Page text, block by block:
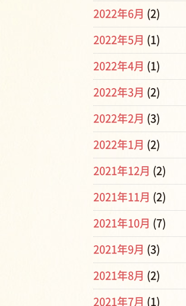
2022年6月 (2)
2022年5月 (1)
2022年4月 (1)
2022年3月 (2)
2022年2月 (3)
2022年1月 (2)
2021年12月 (2)
2021年11月 (2)
2021年10月 (7)
2021年9月 (3)
2021年8月 (2)
2021年7月 (1)